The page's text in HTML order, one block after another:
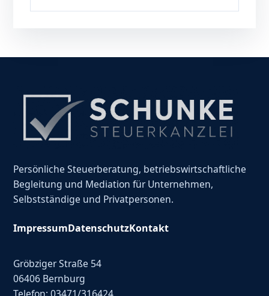
Persönliche Steuerberatung, betriebswirtschaftliche
Begleitung und Mediation für Unternehmen,
Selbstständige und Privatpersonen.
ImpressumDatenschutzKontakt
Gröbziger Straße 54
06406 Bernburg